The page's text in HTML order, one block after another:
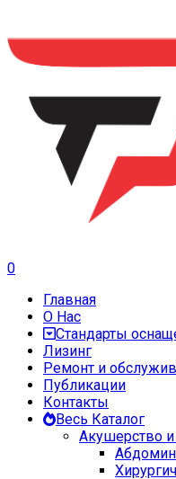
0
Главная
О Нас
Стандарты
Лизинг
Ремонт и
Публикации
Контакты
Весь Каталог
Акушерство и